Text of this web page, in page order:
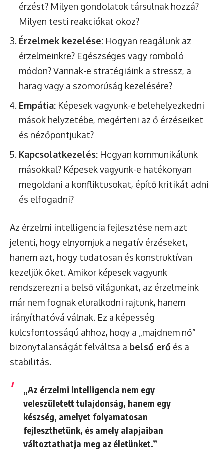
érzést? Milyen gondolatok társulnak hozzá?
Milyen testi reakciókat okoz?
Érzelmek kezelése: Hogyan reagálunk az
érzelmeinkre? Egészséges vagy romboló
módon? Vannak-e stratégiáink a stressz, a
harag vagy a szomorúság kezelésére?
Empátia: Képesek vagyunk-e belehelyezkedni
mások helyzetébe, megérteni az ő érzéseiket
és nézőpontjukat?
Kapcsolatkezelés: Hogyan kommunikálunk
másokkal? Képesek vagyunk-e hatékonyan
megoldani a konfliktusokat, építő kritikát adni
és elfogadni?
Az érzelmi intelligencia fejlesztése nem azt
jelenti, hogy elnyomjuk a negatív érzéseket,
hanem azt, hogy tudatosan és konstruktívan
kezeljük őket. Amikor képesek vagyunk
rendszerezni a belső világunkat, az érzelmeink
már nem fognak eluralkodni rajtunk, hanem
irányíthatóvá válnak. Ez a képesség
kulcsfontosságú ahhoz, hogy a „majdnem nő”
bizonytalanságát felváltsa a belső erő és a
stabilitás.
„Az érzelmi intelligencia nem egy
veleszületett tulajdonság, hanem egy
készség, amelyet folyamatosan
fejleszthetünk, és amely alapjaiban
változtathatja meg az életünket.”